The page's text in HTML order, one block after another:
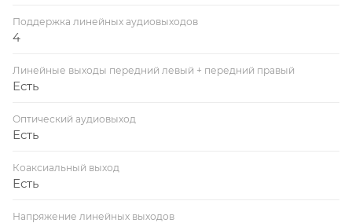
Поддержка линейных аудиовыходов
4
Линейные выходы передний левый + передний правый
Есть
Оптический аудиовыход
Есть
Коаксиальный выход
Есть
Напряжение линейных выходов